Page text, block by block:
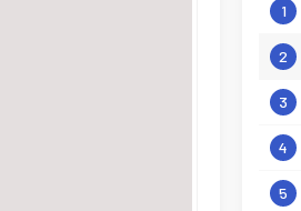
1
2
3
4
5